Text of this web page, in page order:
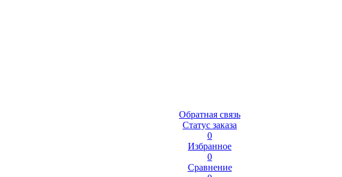
Обратная связь
Статус заказа
0
Избранное
0
Сравнение